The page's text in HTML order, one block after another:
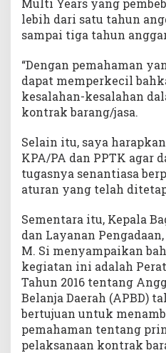
Multi Years yang
lebih dari satu tahun
sampai tiga tahun
“Dengan pemahaman
dapat memperkecil
kesalahan-kesalahan
kontrak barang/jasa.
Selain itu, saya harapkan
KPA/PA dan PPTK agar
tugasnya senantiasa
aturan yang telah
Sementara itu, Kepala
dan Layanan
M. Si menyampaikan
kegiatan ini adalah
Tahun 2016 tentang
Belanja Daerah (APBD)
bertujuan untuk
pemahaman tentang
pelaksanaan kontrak